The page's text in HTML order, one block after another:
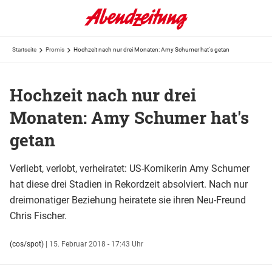
Startseite Promis Hochzeit nach nur drei Monaten: Amy Schumer hat's getan
Hochzeit nach nur drei
Monaten: Amy Schumer hat's
getan
Verliebt, verlobt, verheiratet: US-Komikerin Amy Schumer
hat diese drei Stadien in Rekordzeit absolviert. Nach nur
dreimonatiger Beziehung heiratete sie ihren Neu-Freund
Chris Fischer.
(cos/spot) | 15. Februar 2018 - 17:43 Uhr